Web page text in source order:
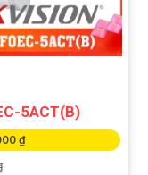
5ACT(B)
₫